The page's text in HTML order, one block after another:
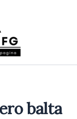
balta